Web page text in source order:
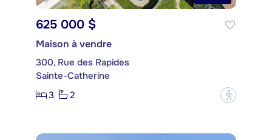
625 000 $
Maison à vendre
300, Rue des Rapides
Sainte-Catherine
3
2 ?